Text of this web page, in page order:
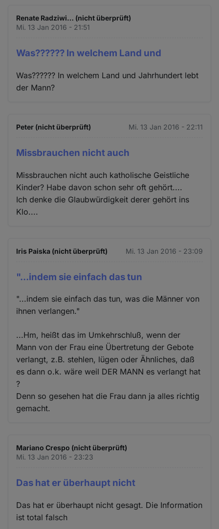
Renate Radziwi… (nicht überprüft)
Mi. 13 Jan 2016 - 21:51
Was?????? In welchem Land und
Was?????? In welchem Land und Jahrhundert lebt
der Mann?
Peter (nicht überprüft) Mi. 13 Jan 2016 - 22:11
Missbrauchen nicht auch
Missbrauchen nicht auch katholische Geistliche
Kinder? Habe davon schon sehr oft gehört....
Ich denke die Glaubwürdigkeit derer gehört ins
Klo....
Iris Paiska (nicht überprüft) Mi. 13 Jan 2016 - 23:09
"...indem sie einfach das tun
"...indem sie einfach das tun, was die Männer von
ihnen verlangen."
...Hm, heißt das im Umkehrschluß, wenn der
Mann von der Frau eine Übertretung der Gebote
verlangt, z.B. stehlen, lügen oder Ähnliches, daß
es dann o.k. wäre weil DER MANN es verlangt hat
?
Denn so gesehen hat die Frau dann ja alles richtig
gemacht.
Mariano Crespo (nicht überprüft)
Mi. 13 Jan 2016 - 23:23
Das hat er überhaupt nicht
Das hat er überhaupt nicht gesagt. Die Information
ist total falsch